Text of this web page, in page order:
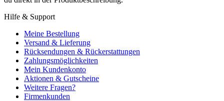
Hilfe & Support
Meine Bestellung
Versand & Lieferung
Rücksendungen & Rückerstattungen
Zahlungsmöglichkeiten
Mein Kundenkonto
Aktionen & Gutscheine
Weitere Fragen?
Firmenkunden